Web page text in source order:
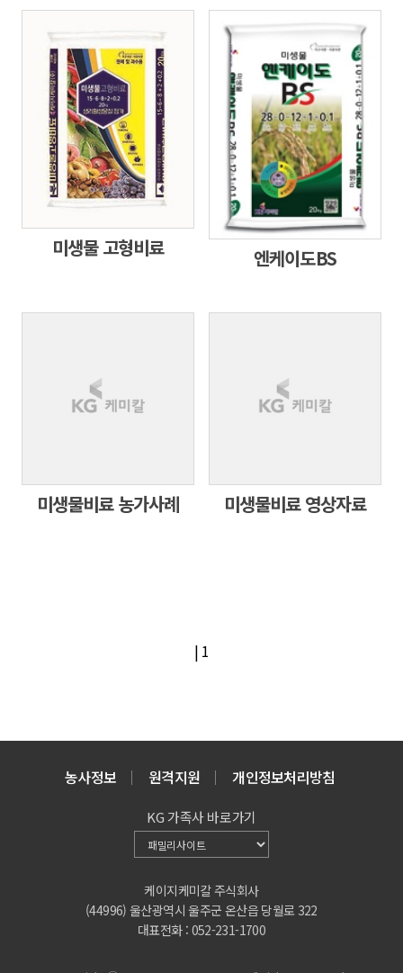
미생물 고형비료 엔케이도BS
미생물비료 농가사례 미생물비료 영상자료
| 1
농사정보 원격지원 개인정보처리방침
케이지케미칼 주식회사
(44996) 울산광역시 울주군 온산읍 당월로 322
대표전화 : 052-231-1700
KG 가족사 바로가기